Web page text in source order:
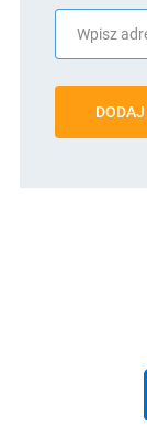
DODAJ